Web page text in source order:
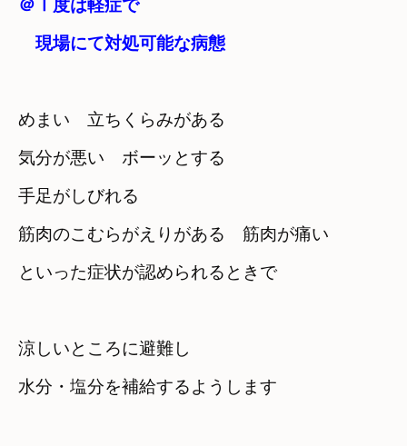
＠Ⅰ度は軽症で
現場にて対処可能な病態
めまい　立ちくらみがある
気分が悪い　ボーッとする
手足がしびれる
筋肉のこむらがえりがある　筋肉が痛い
といった症状が認められるときで
涼しいところに避難し
水分・塩分を補給するようします